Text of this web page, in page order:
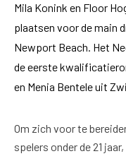
Mila Konink en Floor
plaatsen voor de main
Newport Beach. Het
de eerste
en Menia Bentele uit
Om zich voor te
spelers onder de 21